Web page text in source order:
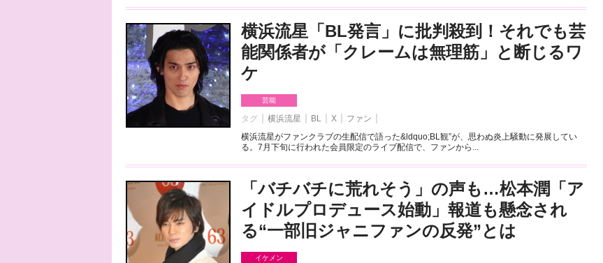
横浜流星「BL発言」に批判殺到！それでも芸
能関係者が「クレームは無理筋」と断じるワ
ケ
芸能
タグ 横浜流星 BL X
ファン
横浜流星がファンクラブの生配信で語った&ldquo;BL観”が、思わぬ炎上騒動に発展してい
る。7月下旬に行われた会員限定のライブ配信で、ファンから...
「バチバチに荒れそう」の声も…松本潤「ア
イドルプロデュース始動」報道も懸念され
る“一部旧ジャニファンの反発”とは
イケメン